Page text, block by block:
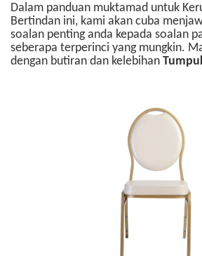
Dalam panduan muktamad untuk
Bertindan ini, kami akan cuba
soalan penting anda kepada soalan
seberapa terperinci yang mungkin.
dengan butiran dan kelebihan